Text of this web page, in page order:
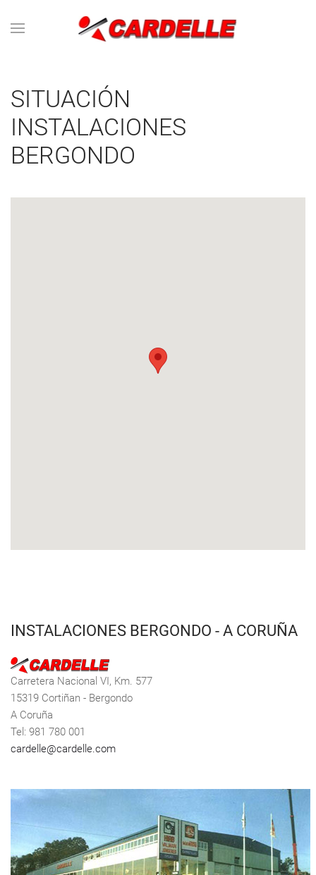
Skip to main content
SITUACIÓN
INSTALACIONES
BERGONDO
INSTALACIONES BERGONDO - A CORUÑA
Carretera Nacional VI, Km. 577
15319 Cortiñan - Bergondo
A Coruña
Tel: 981 780 001
cardelle@cardelle.com